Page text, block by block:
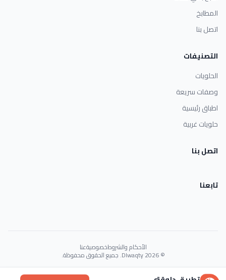
المطابخ
اتصل بنا
التصنيفات
الحلويات
وصفات سريعة
اطباق رئيسية
حلويات غربية
اتصل بنا
تابعنا
الأحكام والشروطخصوصيةعنا
© 2026 Dlwaqty. جميع الحقوق محفوظة.
Powered byGAIT